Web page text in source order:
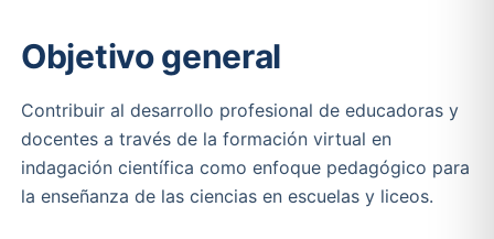
Objetivo general
Contribuir al desarrollo profesional de educadoras y
docentes a través de la formación virtual en
indagación científica como enfoque pedagógico para
la enseñanza de las ciencias en escuelas y liceos.